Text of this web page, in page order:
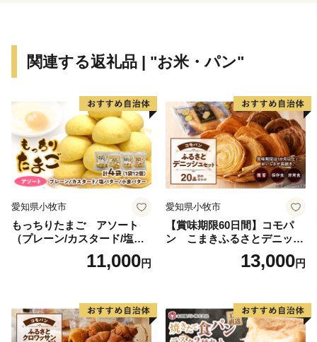
関連する返礼品 | "お米・パン"
愛知県小牧市
もっちりたまご アソート
（プレーン/カスタード/塩バ
ター/小倉バター）11,000円
愛知県小牧市
【賞味期限60日間】コモパ
ン こまきふるさとデニッシ
ュセット（20個入り）／災害
用備蓄 保存食 非常食 防災グ
13,000円